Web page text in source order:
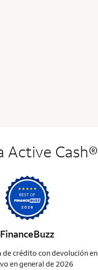
Active Cash®
FinanceBuzz
crédito con devolución en
en general de 2026